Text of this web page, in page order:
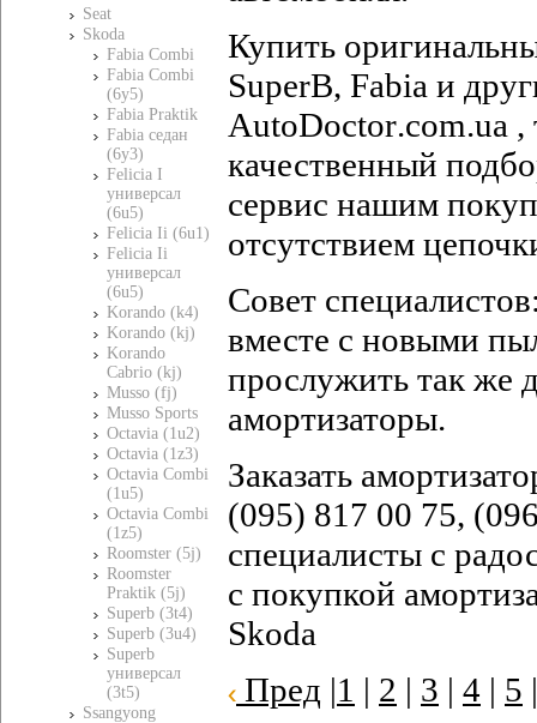
Seat
Skoda
Fabia Combi
Fabia Combi
(6y5)
Fabia Praktik
Fabia седан
(6y3)
Felicia I
универсал
(6u5)
Felicia Ii (6u1)
Felicia Ii
универсал
(6u5)
Korando (k4)
Korando (kj)
Korando
Cabrio (kj)
Musso (fj)
Musso Sports
Octavia (1u2)
Octavia (1z3)
Octavia Combi
(1u5)
Octavia Combi
(1z5)
Roomster (5j)
Roomster
Praktik (5j)
Superb (3t4)
Superb (3u4)
Superb
универсал
(3t5)
Ssangyong
Купить
SuperB, Fabia и
AutoDoctor.com.ua ,
качественный
сервис нашим
отсутствием
Совет
вместе с новыми
прослужить так же
амортизаторы.
Заказать
(095) 817 00 75,
специалисты с
с покупкой
Skoda
Пред |1 | 2 | 3 | 4 | 5